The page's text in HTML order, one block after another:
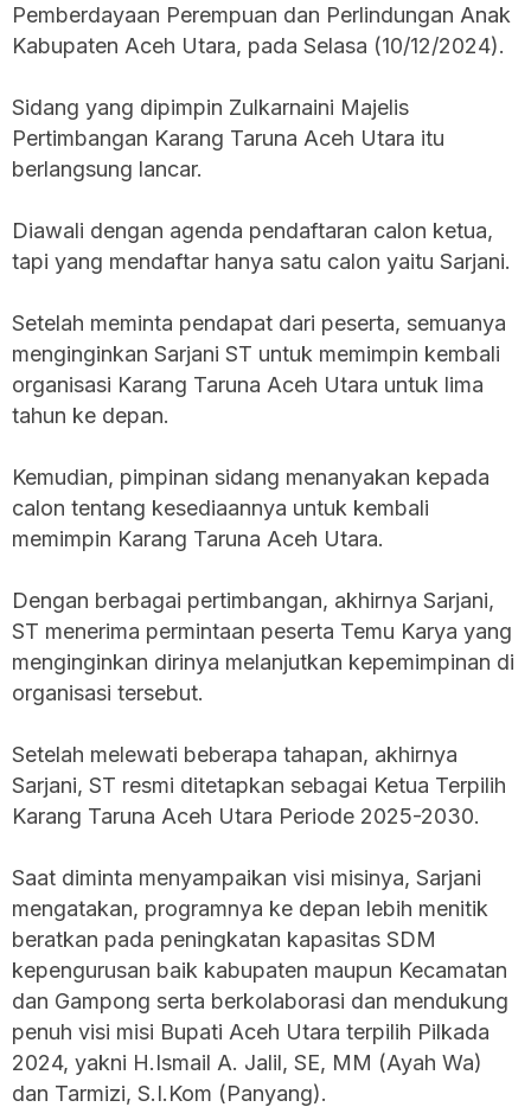
Pemberdayaan Perempuan dan Perlindungan Anak
Kabupaten Aceh Utara, pada Selasa (10/12/2024).
Sidang yang dipimpin Zulkarnaini Majelis
Pertimbangan Karang Taruna Aceh Utara itu
berlangsung lancar.
Diawali dengan agenda pendaftaran calon ketua,
tapi yang mendaftar hanya satu calon yaitu Sarjani.
Setelah meminta pendapat dari peserta, semuanya
menginginkan Sarjani ST untuk memimpin kembali
organisasi Karang Taruna Aceh Utara untuk lima
tahun ke depan.
Kemudian, pimpinan sidang menanyakan kepada
calon tentang kesediaannya untuk kembali
memimpin Karang Taruna Aceh Utara.
Dengan berbagai pertimbangan, akhirnya Sarjani,
ST menerima permintaan peserta Temu Karya yang
menginginkan dirinya melanjutkan kepemimpinan di
organisasi tersebut.
Setelah melewati beberapa tahapan, akhirnya
Sarjani, ST resmi ditetapkan sebagai Ketua Terpilih
Karang Taruna Aceh Utara Periode 2025-2030.
Saat diminta menyampaikan visi misinya, Sarjani
mengatakan, programnya ke depan lebih menitik
beratkan pada peningkatan kapasitas SDM
kepengurusan baik kabupaten maupun Kecamatan
dan Gampong serta berkolaborasi dan mendukung
penuh visi misi Bupati Aceh Utara terpilih Pilkada
2024, yakni H.Ismail A. Jalil, SE, MM (Ayah Wa)
dan Tarmizi, S.I.Kom (Panyang).